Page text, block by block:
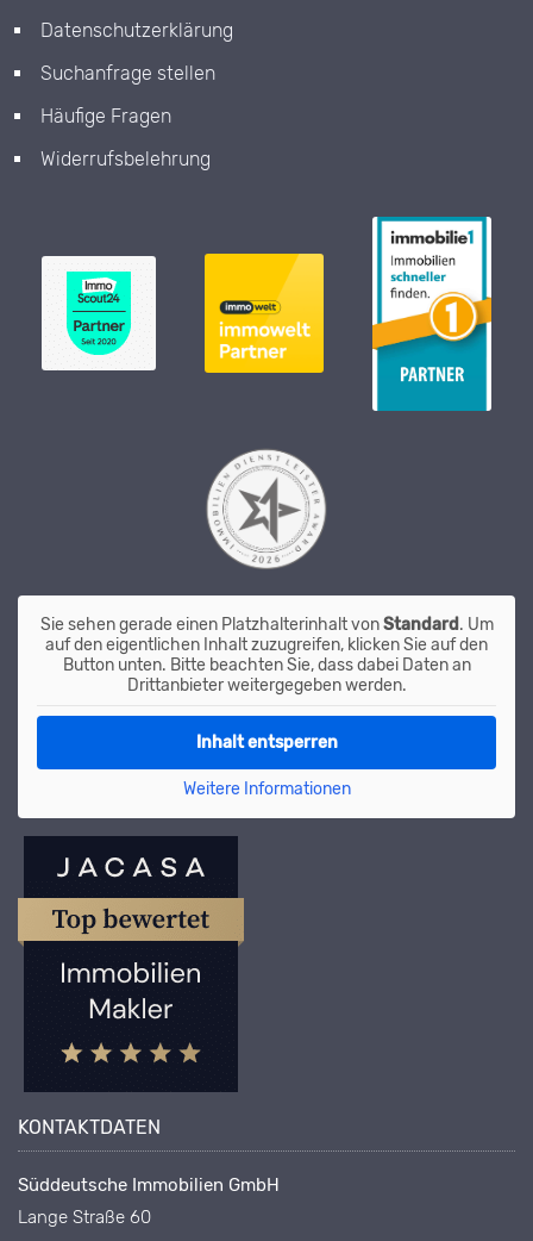
Datenschutzerklärung
Suchanfrage stellen
Häufige Fragen
Widerrufsbelehrung
Sie sehen gerade einen Platzhalterinhalt vonStandard . Um
auf den eigentlichen Inhalt zuzugreifen, klicken Sie auf den
Button unten. Bitte beachten Sie, dass dabei Daten an
Drittanbieter weitergegeben werden.
Inhalt entsperren
Weitere Informationen
KONTAKTDATEN
Süddeutsche Immobilien GmbH
Lange Straße 60